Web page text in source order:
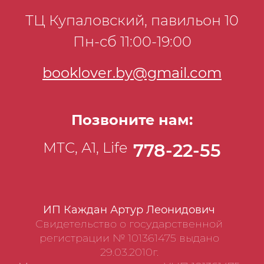
ИП Каждан Артур Леонидович
Свидетельство о государственной
регистрации № 101361475 выдано
29.03.2010г.
ТЦ Купаловский, павильон 10
Пн-сб 11:00-19:00
booklover.by@gmail.com
Позвоните нам:
МТС, А1, Life 778-22-55